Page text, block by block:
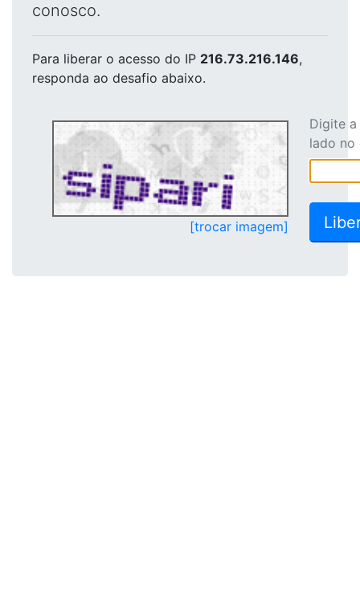
conosco.
Para liberar o acesso do IP 216.73.216.146,
responda ao desafio abaixo.
[trocar imagem]
Digite
lado no